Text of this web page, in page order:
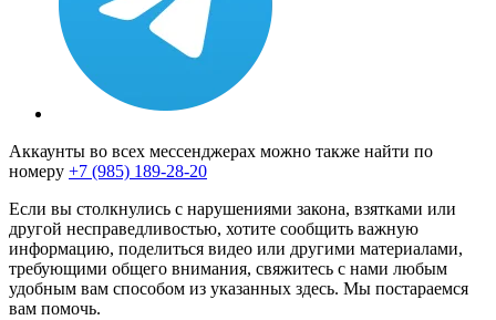
Аккаунты во всех мессенджерах можно также найти по
номеру +7 (985) 189-28-20
Если вы столкнулись с нарушениями закона, взятками или
другой несправедливостью, хотите сообщить важную
информацию, поделиться видео или другими материалами,
требующими общего внимания, свяжитесь с нами любым
удобным вам способом из указанных здесь. Мы постараемся
вам помочь.